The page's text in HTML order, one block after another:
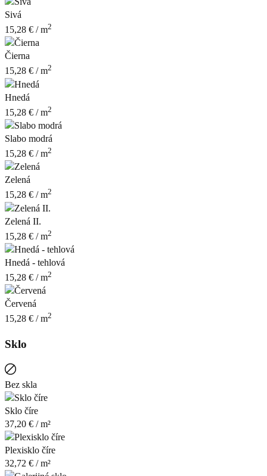
Sivá
15,28 € / m2
Čierna
15,28 € / m2
Hnedá
15,28 € / m2
Slabo modrá
15,28 € / m2
Zelená
15,28 € / m2
Zelená II.
15,28 € / m2
Hnedá - tehlová
15,28 € / m2
Červená
15,28 € / m2
Sklo
Bez skla
Sklo číre
37,20 € / m²
Plexisklo číre
32,72 € / m²